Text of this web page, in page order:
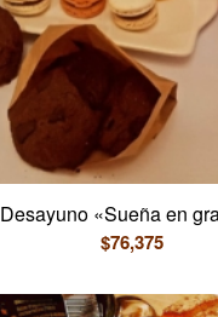
Desayuno «Sueña en
$76,375